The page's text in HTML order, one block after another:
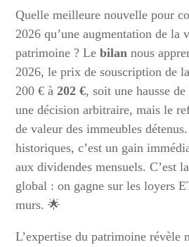
Quelle meilleure nouvelle pour
2026 qu’une augmentation de la
patrimoine ? Lebilan nous
2026, le prix de souscription de
200 € à202 €, soit une hausse
une décision arbitraire, mais le
de valeur des immeubles
historiques, c’est un gain
aux dividendes mensuels. C’est
global : on gagne sur les loyers
murs. 🌟
L’expertise du patrimoine révèle